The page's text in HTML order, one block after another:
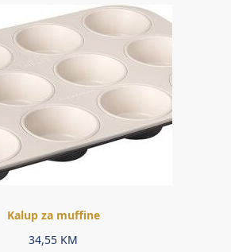
Kalup za muffine
34,55 KM